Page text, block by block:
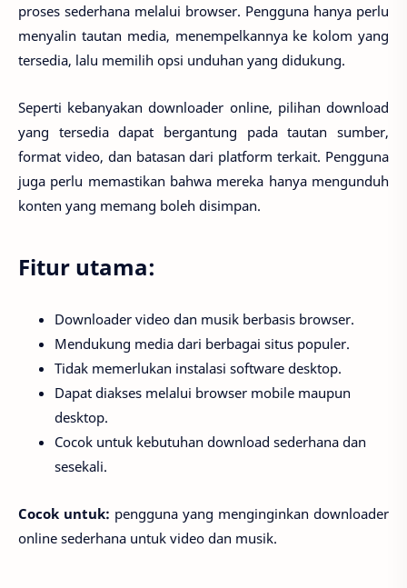
proses sederhana melalui browser. Pengguna hanya perlu
menyalin tautan media, menempelkannya ke kolom yang
tersedia, lalu memilih opsi unduhan yang didukung.
Seperti kebanyakan downloader online, pilihan download
yang tersedia dapat bergantung pada tautan sumber,
format video, dan batasan dari platform terkait. Pengguna
juga perlu memastikan bahwa mereka hanya mengunduh
konten yang memang boleh disimpan.
Fitur utama:
Downloader video dan musik berbasis browser.
Mendukung media dari berbagai situs populer.
Tidak memerlukan instalasi software desktop.
Dapat diakses melalui browser mobile maupun
desktop.
Cocok untuk kebutuhan download sederhana dan
sesekali.
Cocok untuk: pengguna yang menginginkan downloader
online sederhana untuk video dan musik.